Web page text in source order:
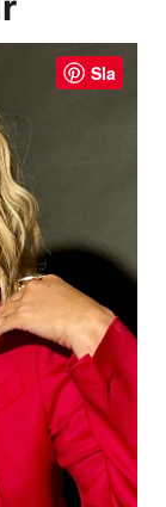
Sla